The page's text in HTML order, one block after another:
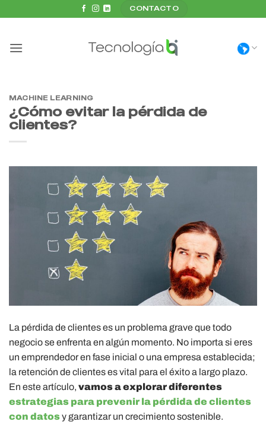
CONTACTO
MACHINE LEARNING
¿Cómo evitar la pérdida de
clientes?
La pérdida de clientes es un problema grave que todo
negocio se enfrenta en algún momento. No importa si eres
un emprendedor en fase inicial o una empresa establecida;
la retención de clientes es vital para el éxito a largo plazo.
En este artículo, vamos a explorar diferentes
estrategias para prevenir la pérdida de clientes
con datosy garantizar un crecimiento sostenible.